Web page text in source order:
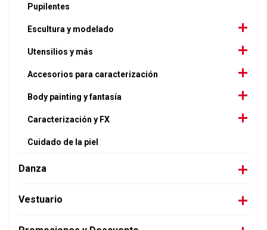
Pupilentes
Escultura y modelado
Utensilios y más
Accesorios para caracterización
Body painting y fantasía
Caracterización y FX
Cuidado de la piel
Danza
Vestuario